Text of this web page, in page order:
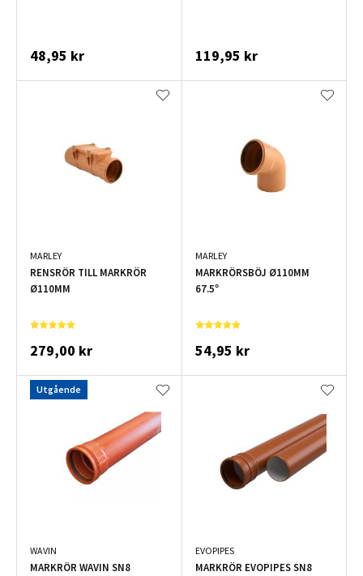
48,95 kr 119,95 kr
MARLEY
RENSRÖR TILL MARKRÖR
Ø110MM
279,00 kr
MARLEY
MARKRÖRSBÖJ Ø110MM
67.5°
54,95 kr
Utgående
WAVIN
MARKRÖR WAVIN SN8
EVOPIPES
MARKRÖR EVOPIPES SN8